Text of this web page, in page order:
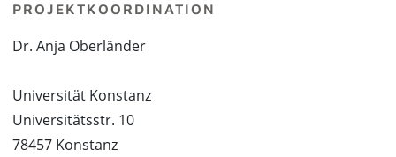
PROJEKTKOORDINATION
Dr. Anja Oberländer
Universität Konstanz
Universitätsstr. 10
78457 Konstanz